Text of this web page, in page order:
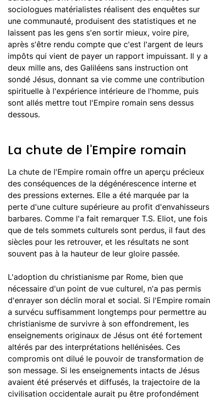
sociologues matérialistes réalisent des enquêtes sur
une communauté, produisent des statistiques et ne
laissent pas les gens s'en sortir mieux, voire pire,
après s'être rendu compte que c'est l'argent de leurs
impôts qui vient de payer un rapport impuissant. Il y a
deux mille ans, des Galiléens sans instruction ont
sondé Jésus, donnant sa vie comme une contribution
spirituelle à l'expérience intérieure de l'homme, puis
sont allés mettre tout l'Empire romain sens dessus
dessous.
La chute de l'Empire romain
La chute de l'Empire romain offre un aperçu précieux
des conséquences de la dégénérescence interne et
des pressions externes. Elle a été marquée par la
perte d'une culture supérieure au profit d'envahisseurs
barbares. Comme l'a fait remarquer T.S. Eliot, une fois
que de tels sommets culturels sont perdus, il faut des
siècles pour les retrouver, et les résultats ne sont
souvent pas à la hauteur de leur gloire passée.
L'adoption du christianisme par Rome, bien que
nécessaire d'un point de vue culturel, n'a pas permis
d'enrayer son déclin moral et social. Si l'Empire romain
a survécu suffisamment longtemps pour permettre au
christianisme de survivre à son effondrement, les
enseignements originaux de Jésus ont été fortement
altérés par des interprétations hellénisées. Ces
compromis ont dilué le pouvoir de transformation de
son message. Si les enseignements intacts de Jésus
avaient été préservés et diffusés, la trajectoire de la
civilisation occidentale aurait pu être profondément